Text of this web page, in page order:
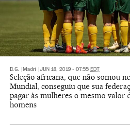
D.G. Madri JUN 18, 2019 - 07:55 EDT
Seleção africana, que não somou
Mundial, conseguiu que sua
pagar às mulheres o mesmo valor
homens